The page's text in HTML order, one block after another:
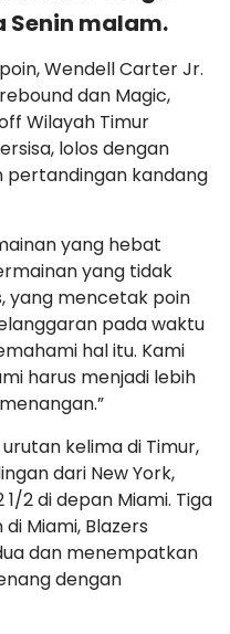
Senin malam.
Wendell Carter Jr.
dan Magic,
Wilayah Timur
lolos dengan
pertandingan kandang
yang hebat
yang tidak
yang mencetak poin
pada waktu
hal itu. Kami
harus menjadi lebih
kelima di Timur,
dari New York,
1/2 di depan Miami. Tiga
Miami, Blazers
dan menempatkan
dengan